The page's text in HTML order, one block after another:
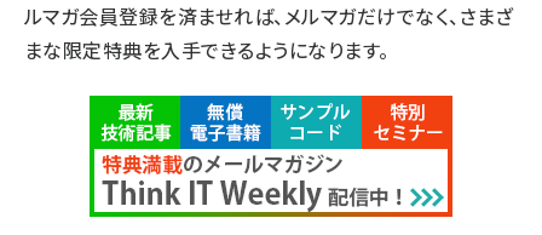
ルマガ会員登録を済ませれば、メルマガだけでなく、さまざ
まな限定特典を入手できるようになります。